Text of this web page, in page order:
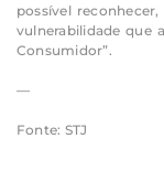
possível
vulnerabilidade que
Consumidor”.
—
Fonte: STJ